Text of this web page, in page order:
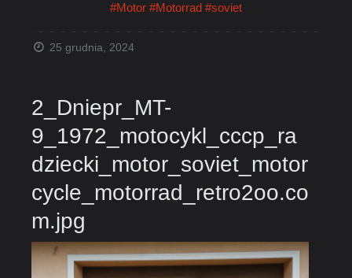
#Motor #Motorrad #soviet
25 grudnia, 2024
2_Dniepr_MT-
9_1972_motocykl_cccp_ra
dziecki_motor_soviet_motor
cycle_motorrad_retro2oo.co
m.jpg